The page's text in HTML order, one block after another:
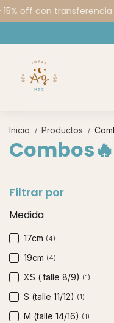
off con transferencia -
Inicio / Productos /
Combos🔥
Filtrar por
Medida
17cm (4)
19cm (4)
XS ( talle 8/9) (1)
S (talle 11/12) (1)
M (talle 14/16) (1)